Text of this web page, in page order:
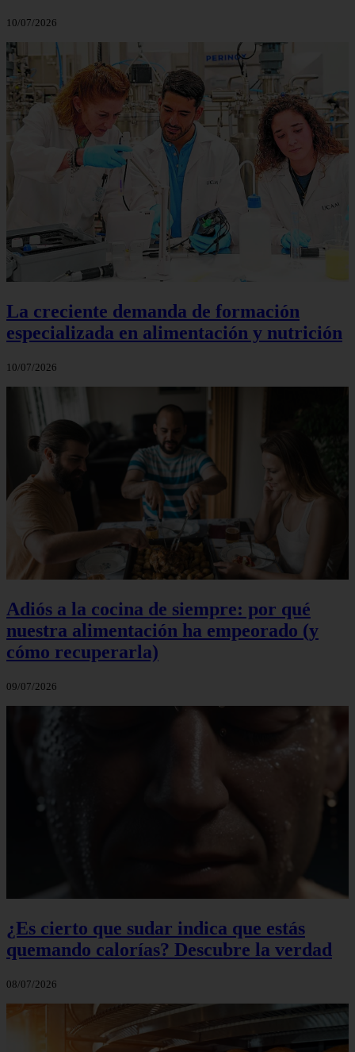
10/07/2026
La creciente demanda de formación
especializada en alimentación y nutrición
10/07/2026
Adiós a la cocina de siempre: por qué
nuestra alimentación ha empeorado (y
cómo recuperarla)
09/07/2026
¿Es cierto que sudar indica que estás
quemando calorías? Descubre la verdad
08/07/2026